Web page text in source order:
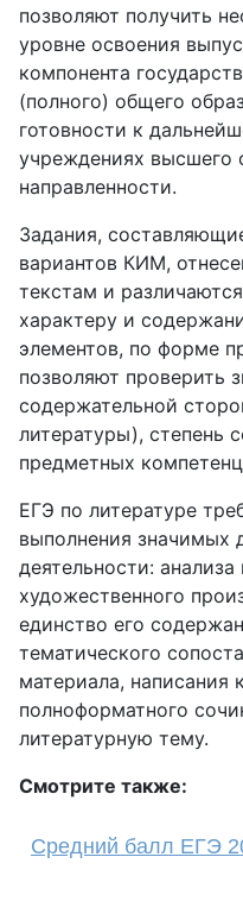
позволяют получить
уровне освоения
компонента
(полного) общего
готовности к
учреждениях высшего
направленности.
Задания,
вариантов КИМ,
текстам и
характеру и
элементов, по форме
позволяют проверить
содержательной
литературы), степень
предметных
ЕГЭ по литературе
выполнения значимых
деятельности:
художественного
единство его
тематического
материала, написания
полноформатного
литературную тему.
Смотрите также:
Средний балл ЕГЭ